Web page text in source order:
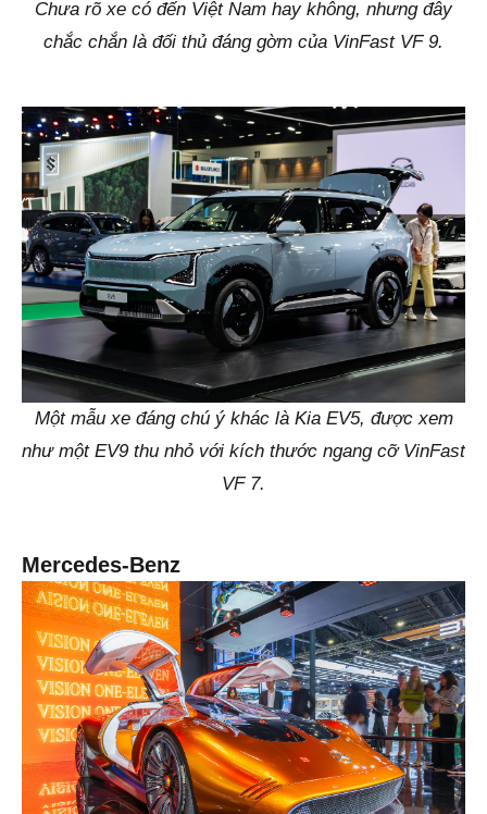
Chưa rõ xe có đến Việt Nam hay không, nhưng đây
chắc chắn là đối thủ đáng gờm của VinFast VF 9.
Một mẫu xe đáng chú ý khác là Kia EV5, được xem
như một EV9 thu nhỏ với kích thước ngang cỡ VinFast
VF 7.
Mercedes-Benz